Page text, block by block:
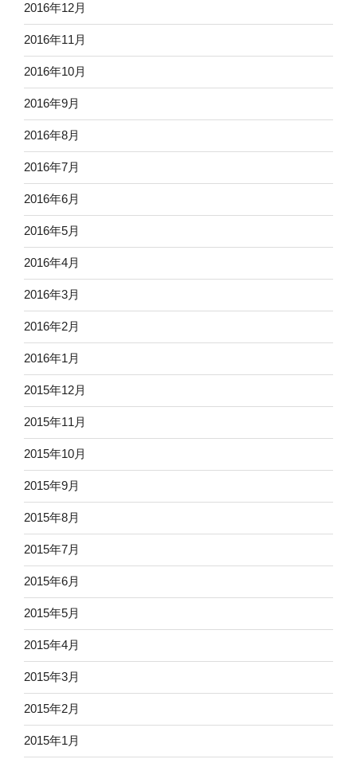
2016年12月
2016年11月
2016年10月
2016年9月
2016年8月
2016年7月
2016年6月
2016年5月
2016年4月
2016年3月
2016年2月
2016年1月
2015年12月
2015年11月
2015年10月
2015年9月
2015年8月
2015年7月
2015年6月
2015年5月
2015年4月
2015年3月
2015年2月
2015年1月